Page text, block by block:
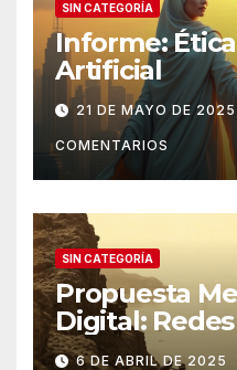
SIN CATEGORÍA
Informe:
Artificial
21 DE MAYO DE 2025
COMENTARIOS
SIN CATEGORÍA
Propuesta
Digital:
de Poder
6 DE ABRIL DE 2025